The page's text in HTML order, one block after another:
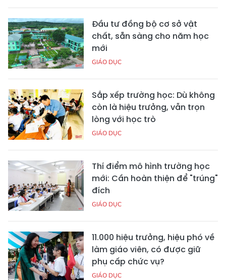
Đầu tư đồng bộ cơ sở vật
chất, sẵn sàng cho năm học
mới
GIÁO DỤC
Sắp xếp trường học: Dù không
còn là hiệu trưởng, vẫn trọn
lòng với học trò
GIÁO DỤC
Thí điểm mô hình trường học
mới: Cần hoàn thiện để "trúng"
đích
GIÁO DỤC
11.000 hiệu trưởng, hiệu phó về
làm giáo viên, có được giữ
phụ cấp chức vụ?
GIÁO DỤC